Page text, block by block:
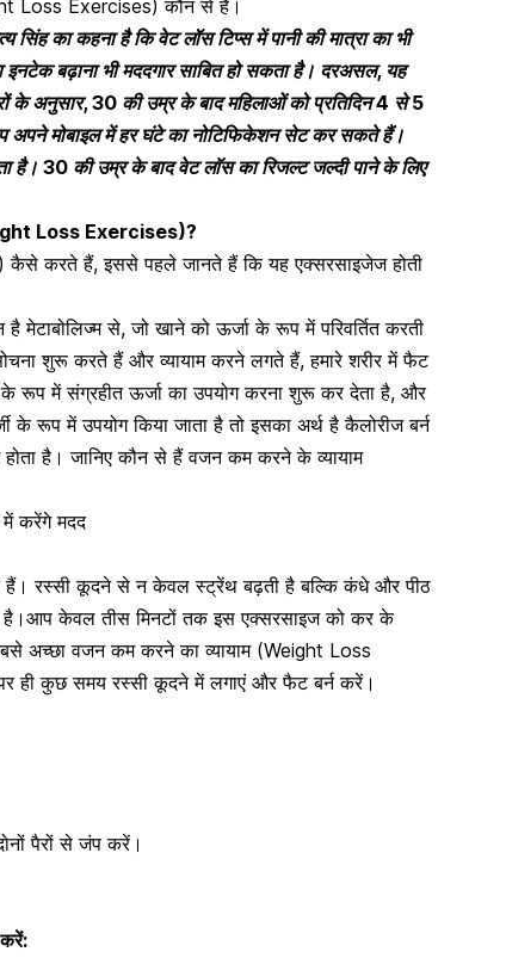
Loss Exercises) कौन से हैं।
का कहना है कि वेट लॉस टिप्स में पानी की मात्रा का भी
बढ़ाना भी मददगार साबित हो सकता है। दरअसल, यह
के अनुसार, 30 की उम्र के बाद महिलाओं कोप्रतिदिन 4 से 5
अपने मोबाइल में हर घंटे का नोटिफिकेशन सेट कर सकते हैं।
है। 30 की उम्र के बाद वेट लाॅस का रिजल्ट जल्दी पाने के लिए
Loss Exercises)?
करते हैं, इससे पहले जानते हैं कि यह एक्सरसाइजेज होती
हैमेटाबोलिज्म से, जो खाने को ऊर्जा के रूप में परिवर्तित करती
शुरू करते हैं और व्यायाम करने लगते हैं, हमारे शरीर में फैट
के रूप में संग्रहीतऊर्जा का उपयोग करना शुरू कर देता है, और
रूप में उपयोग किया जाता है तो इसका अर्थ है कैलोरीज बर्न
है। जानिए कौन से हैं वजन कम करने के व्यायाम
करेंगे मदद
हैं। रस्सी कूदने से न केवल स्ट्रेंथ बढ़ती है बल्कि कंधे औरपीठ
है।आप केवल तीस मिनटों तक इस एक्सरसाइज को कर के
वजन कम करने का व्यायाम (Weight Loss
ही कुछ समयरस्सी कूदने में लगाएंऔर फैट बर्न करें।
पैरों से जंप करें।